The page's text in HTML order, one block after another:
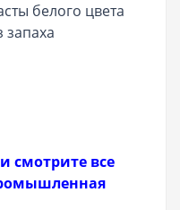
белого цвета
запаха
смотрите все